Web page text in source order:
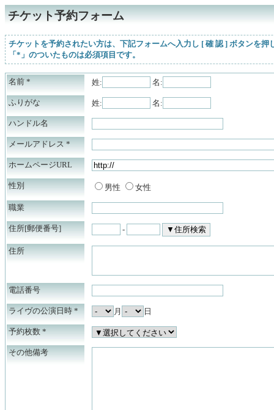
チケット予約フォーム
チケットを予約されたい方は、下記フォームへ入力し [ 確 認 ] ボタンを押
「*」のついたものは必須項目です。
名前 * 姓: 名:
ふりがな 姓: 名:
ハンドル名
メールアドレス *
ホームページURL
性別 男性 女性
職業
住所[郵便番号] -
住所
電話番号
ライヴの公演日時 * 月 日
予約枚数 *
その他備考